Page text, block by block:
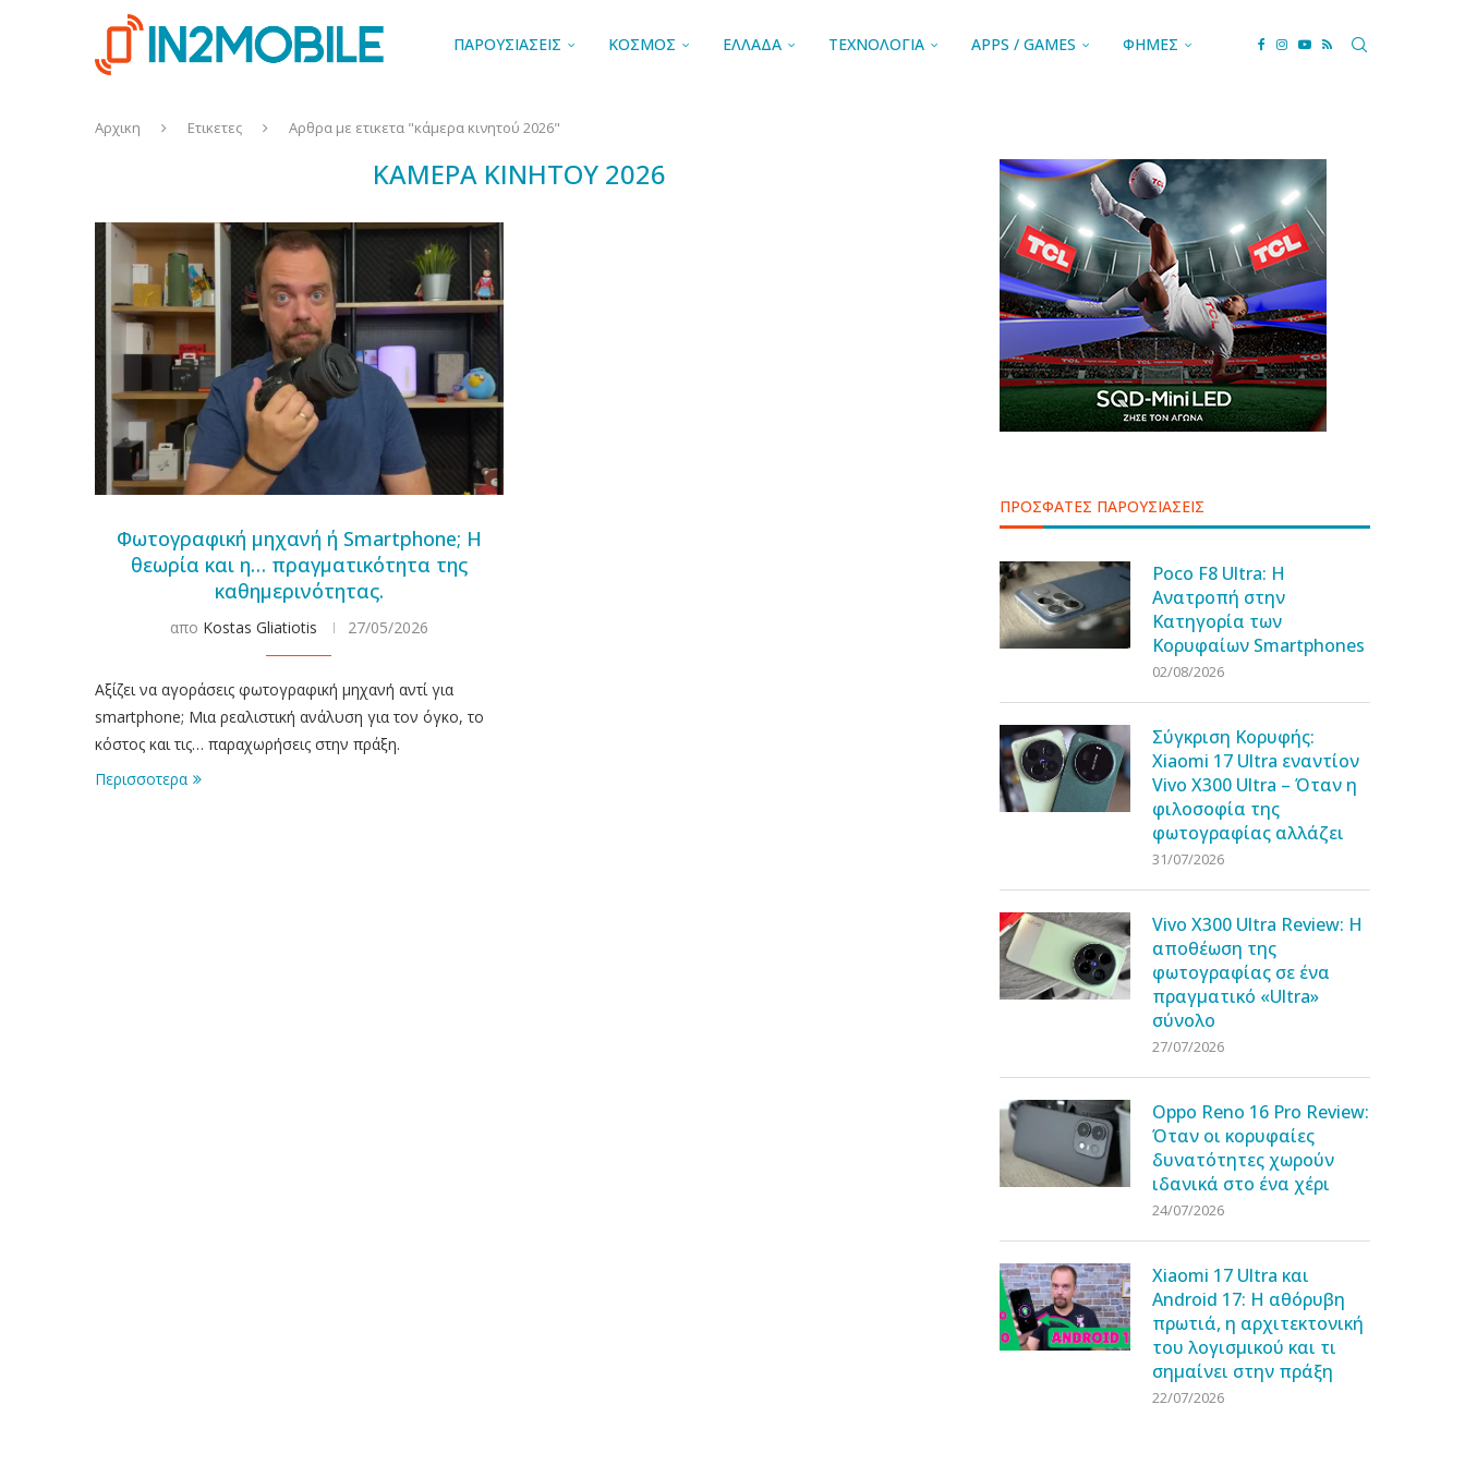
ΠΑΡΟΥΣΙΑΣΕΙΣ ΚΟΣΜΟΣ ΕΛΛΑΔΑ ΤΕΧΝΟΛΟΓΙΑ APPS / GAMES ΦΗΜΕΣ
Αρχικη Ετικετες Αρθρα με ετικετα "κάμερα κινητού 2026"
ΚΆΜΕΡΑ ΚΙΝΗΤΟΎ 2026
Φωτογραφική μηχανή ή Smartphone; Η
θεωρία και η… πραγματικότητα της
καθημερινότητας.
απο Kostas Gliatiotis 27/05/2026
Αξίζει να αγοράσεις φωτογραφική μηχανή αντί για
smartphone; Μια ρεαλιστική ανάλυση για τον όγκο, το
κόστος και τις… παραχωρήσεις στην πράξη.
Περισσοτερα
ΠΡΟΣΦΑΤΕΣ ΠΑΡΟΥΣΙΑΣΕΙΣ
Poco F8 Ultra: Η
Ανατροπή στην
Κατηγορία των
Κορυφαίων Smartphones
02/08/2026
Σύγκριση Κορυφής:
Xiaomi 17 Ultra εναντίον
Vivo X300 Ultra – Όταν η
φιλοσοφία της
φωτογραφίας αλλάζει
31/07/2026
Vivo X300 Ultra Review: Η
αποθέωση της
φωτογραφίας σε ένα
πραγματικό «Ultra»
σύνολο
27/07/2026
Oppo Reno 16 Pro Review:
Όταν οι κορυφαίες
δυνατότητες χωρούν
ιδανικά στο ένα χέρι
24/07/2026
Xiaomi 17 Ultra και
Android 17: Η αθόρυβη
πρωτιά, η αρχιτεκτονική
του λογισμικού και τι
σημαίνει στην πράξη
22/07/2026